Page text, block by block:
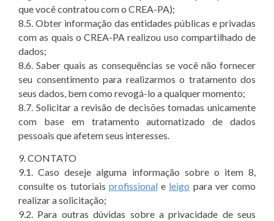
que você contratou com o CREA-PA);
8.5. Obter informação das entidades públicas e privadas
com as quais o CREA-PA realizou uso compartilhado de
dados;
8.6. Saber quais as consequências se você não fornecer
seu consentimento para realizarmos o tratamento dos
seus dados, bem como revogá-lo a qualquer momento;
8.7. Solicitar a revisão de decisões tomadas unicamente
com base em tratamento automatizado de dados
pessoais que afetem seus interesses.
9. CONTATO
9.1. Caso deseje alguma informação sobre o item 8,
consulte os tutoriais profissionale leigo para ver como
realizar a solicitação;
9.2. Para outras dúvidas sobre a privacidade de seus